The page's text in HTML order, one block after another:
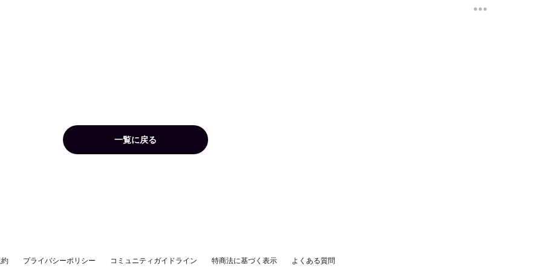
一覧に戻る
プライバシーポリシー コミュニティガイドライン 特商法に基づく表示 よくある質問